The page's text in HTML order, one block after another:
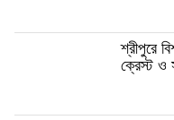
শ্রীপুরে
ক্রেস্ট ও